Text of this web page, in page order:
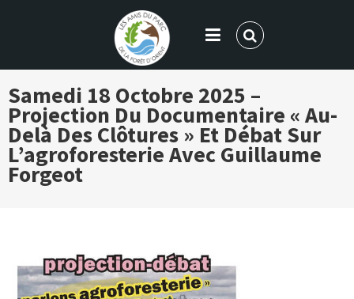
LES AMIS DU PARC DE LA FORÊT
D'ORIENT
Samedi 18 Octobre 2025 –
Projection Du Documentaire « Au-
Delà Des Clôtures » Et Débat Sur
L’agroforesterie Avec Guillaume
Forgeot